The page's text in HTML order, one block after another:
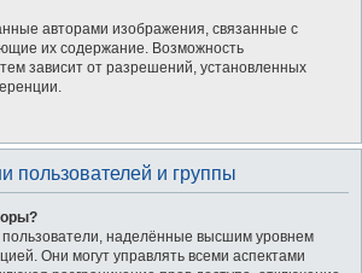
авторами изображения, связанные с
их содержание. Возможность
зависит от разрешений, установленных
пользователей и группы
наделённые высшим уровнем
Они могут управлять всеми аспектами